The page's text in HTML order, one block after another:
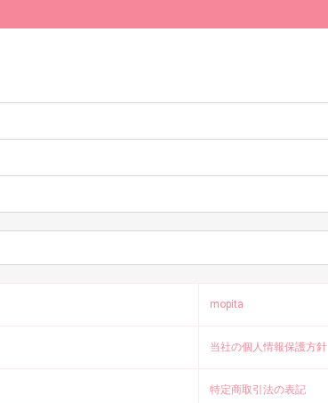
mopita
当社の個人情報保護方針
特定商取引法の表記